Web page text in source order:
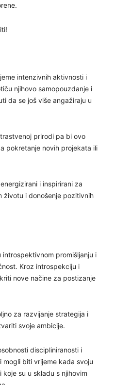
intenzivnih aktivnosti i
njihovo samopouzdanje i
da se još više angažiraju u
prirodi pa bi ovo
pokretanje novih projekata ili
i inspirirani za
životu i donošenje pozitivnih
promišljanju i
Kroz introspekciju i
nove načine za postizanje
za razvijanje strategija i
svoje ambicije.
discipliniranosti i
mogli biti vrijeme kada svoju
su u skladu s njihovim